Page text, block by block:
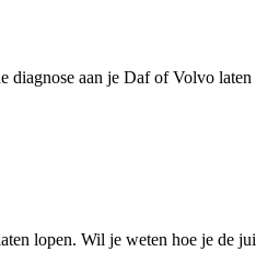
diagnose aan je Daf of Volvo
lopen. Wil je weten hoe je de